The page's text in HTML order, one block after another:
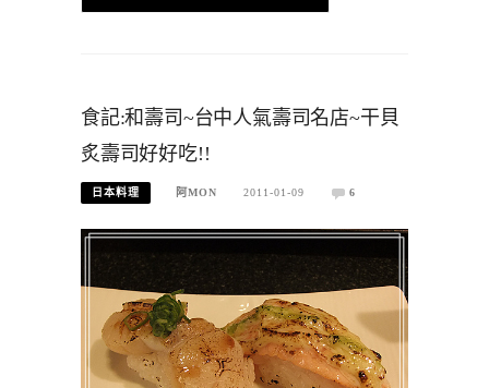
食記:和壽司~台中人氣壽司名店~干貝
炙壽司好好吃!!
日本料理 阿MON 2011-01-09 6